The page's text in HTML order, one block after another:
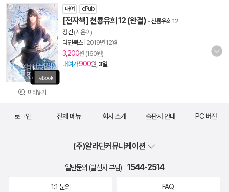
미리읽기
대여 ePub
[전자책] 천룡유희 12 (완결) -천룡유희 12
정건(지은이)
라인북스| 2019년 12월
3,200원 (160원)
대여가900원, 3일
로그인 전체 메뉴 회사 소개 출판사 안내 PC 버전
(주)알라딘커뮤니케이션
일반문의 (발신자 부담) 1544-2514
1:1 문의 FAQ